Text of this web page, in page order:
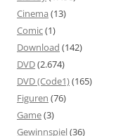
Cinema (13)
Comic(1)
Download (142)
DVD(2.674)
DVD (Code1)(165)
Figuren (76)
Game(3)
Gewinnspiel(36)